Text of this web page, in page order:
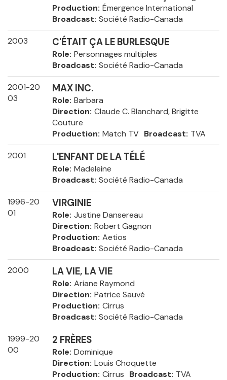
Production Émergence International
Broadcast Société Radio-Canada
2003 C'ÉTAIT ÇA LE BURLESQUE
Role Personnages multiples
Broadcast Société Radio-Canada
2001-20
03
MAX INC.
Role Barbara
Direction Claude C. Blanchard, Brigitte
Couture
Production Match TV Broadcast TVA
2001 L'ENFANT DE LA TÉLÉ
Role Madeleine
Broadcast Société Radio-Canada
1996-20
01
VIRGINIE
Role Justine Dansereau
Direction Robert Gagnon
Production Aetios
Broadcast Société Radio-Canada
2000 LA VIE, LA VIE
Role Ariane Raymond
Direction Patrice Sauvé
Production Cirrus
Broadcast Société Radio-Canada
1999-20
00
2 FRÈRES
Role Dominique
Direction Louis Choquette
Production Cirrus Broadcast TVA